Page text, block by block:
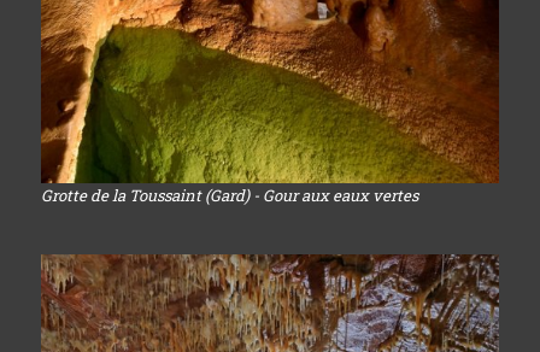
Grotte de la Toussaint (Gard) - Gour aux eaux vertes